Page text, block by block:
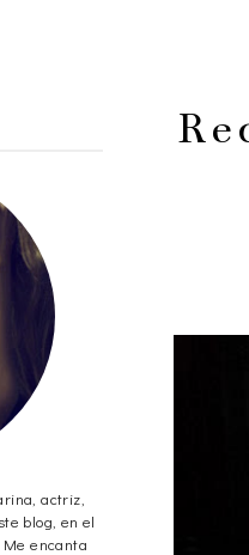
actriz,
blog, en el
encanta